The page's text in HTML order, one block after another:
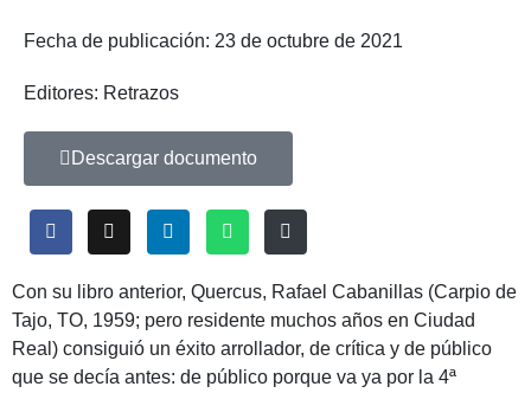
Fecha de publicación: 23 de octubre de 2021
Editores: Retrazos
Descargar documento
Con su libro anterior, Quercus, Rafael Cabanillas (Carpio de
Tajo, TO, 1959; pero residente muchos años en Ciudad
Real) consiguió un éxito arrollador, de crítica y de público
que se decía antes: de público porque va ya por la 4ª